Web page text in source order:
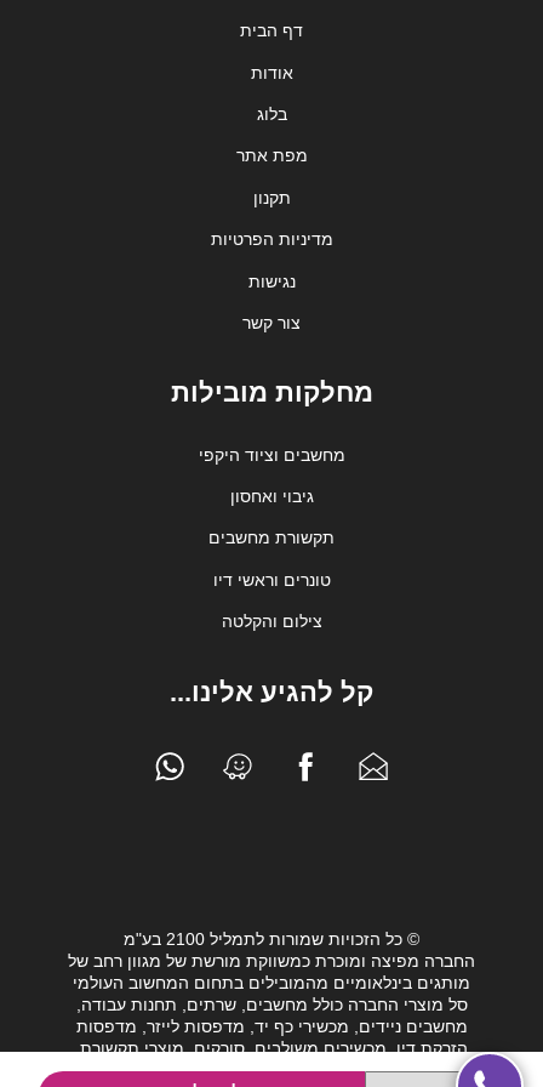
דף הבית
אודות
בלוג
מפת אתר
תקנון
מדיניות הפרטיות
נגישות
צור קשר
מחלקות מובילות
מחשבים וציוד היקפי
גיבוי ואחסון
תקשורת מחשבים
טונרים וראשי דיו
צילום והקלטה
קל להגיע אלינו...
© כל הזכויות שמורות לתמליל 2100 בע"מ
החברה מפיצה ומוכרת כמשווקת מורשת של מגוון רחב של
מותגים בינלאומיים מהמובילים בתחום המחשוב העולמי
סל מוצרי החברה כולל מחשבים, שרתים, תחנות עבודה,
מחשבים ניידים, מכשירי כף יד, מדפסות לייזר, מדפסות
הזרקת דיו, מכשירים משולבים, סורקים, מוצרי תקשורת,
חלקי מחשב, כונני גיבוי וציוד נלווה מגוון לעולם המחשבים.